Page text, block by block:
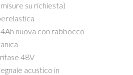
su richiesta)
nuova con rabbocco
48V
acustico in